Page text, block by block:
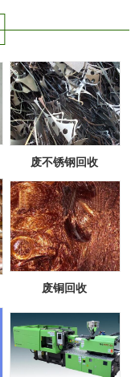
秤准，诚信为本。选
废不锈钢回收
废铜回收